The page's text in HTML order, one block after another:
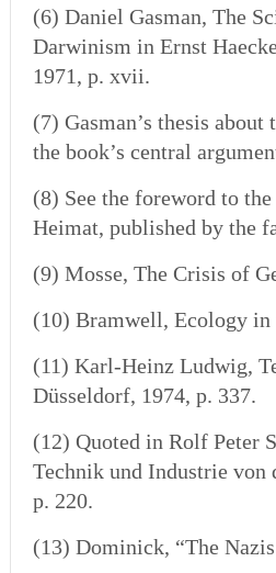
(6) Daniel Gasman, The
Darwinism in Ernst
1971, p. xvii.
(7) Gasman’s thesis
the book’s central
(8) See the foreword to
Heimat, published by the
(9) Mosse, The Crisis of
(10) Bramwell, Ecology in
(11) Karl-Heinz Ludwig,
Düsseldorf, 1974, p. 337.
(12) Quoted in Rolf Peter
Technik und Industrie von
p. 220.
(13) Dominick, “The